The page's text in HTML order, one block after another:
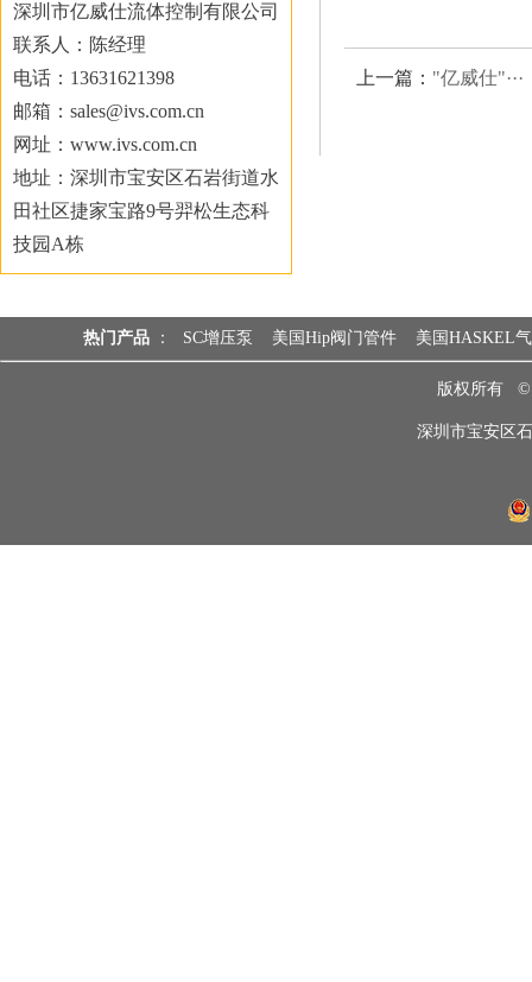
深圳市亿威仕流体控制有限公司
联系人：陈经理
电话：13631621398
邮箱：sales@ivs.com.cn
网址：www.ivs.com.cn
地址：深圳市宝安区石岩街道水
田社区捷家宝路9号羿松生态科
技园A栋
上一篇： "亿威仕"···
热门产品 ： SC增压泵 美国Hip阀门管件 美国HASKEL
版权所有
深圳市宝安区